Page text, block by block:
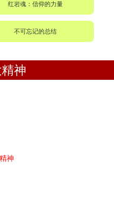
红岩魂：信仰的力量
不可忘记的总结
神
神